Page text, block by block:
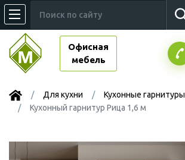
Офисная
мебель
Для кухни
Кухонные гарнитуры
Кухонный гарнитур Рица 1,6 м